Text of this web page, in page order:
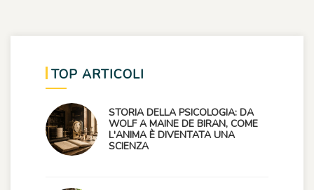
TOP ARTICOLI
STORIA DELLA PSICOLOGIA: DA
WOLF A MAINE DE BIRAN, COME
L'ANIMA È DIVENTATA UNA
SCIENZA